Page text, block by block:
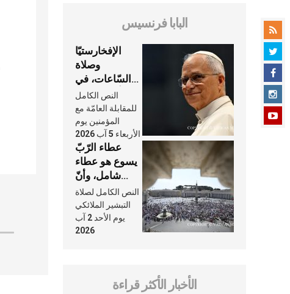
البابا فرنسيس
الإفخارستيّا
وصلاة
السّاعات، في
كلّ أسبوع وكلّ
يوم، هما النَّفَس
في حياة
الكنيسة
النص الكامل
للمقابلة العامّة مع
المؤمنين يوم
الأربعاء 5 آب 2026
عطاء الرّبّ
يسوع هو عطاء
شامل، وأنّ
عنايته بنا لا
تغيب عنّا أبدًا
النص الكامل لصلاة
التبشير الملائكي
يوم الأحد 2 آب
2026
الأخبار الأكثر قراءة